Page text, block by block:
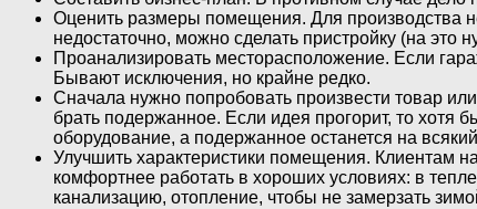
Оценить размеры помещения. Для производства
недостаточно, можно сделать пристройку (на это
Проанализировать месторасположение. Если
Бывают исключения, но крайне редко.
Сначала нужно попробовать произвести товар
брать подержанное. Если идея прогорит, то хотя
оборудование, а подержанное останется на
Улучшить характеристики помещения. Клиентам
комфортнее работать в хороших условиях: в
канализацию, отопление, чтобы не замерзать